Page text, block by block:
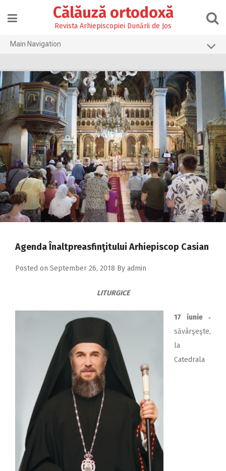
content
Călăuză ortodoxă
Revista Arhiepiscopiei Dunării de Jos
Main Navigation
2026
2025
2024
2023
2022
2021
2020
2019
2017
2016
Agenda Înaltpreasfinţitului Arhiepiscop Casian
Posted on September 26, 2018 By admin
LITURGICE
17 iunie ‑
săvârşeşte,
la
Catedrala